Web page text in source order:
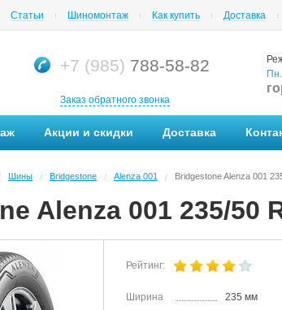
Статьи Шиномонтаж Как купить Доставка
+7 (985) 788-58-82
Заказ обратного звонка
Акции и скидки Доставка
Шины / Bridgestone / Alenza 001 / Bridgestone Alenza 001
Alenza 001 235/50
Рейтинг:
Ширина
235 мм